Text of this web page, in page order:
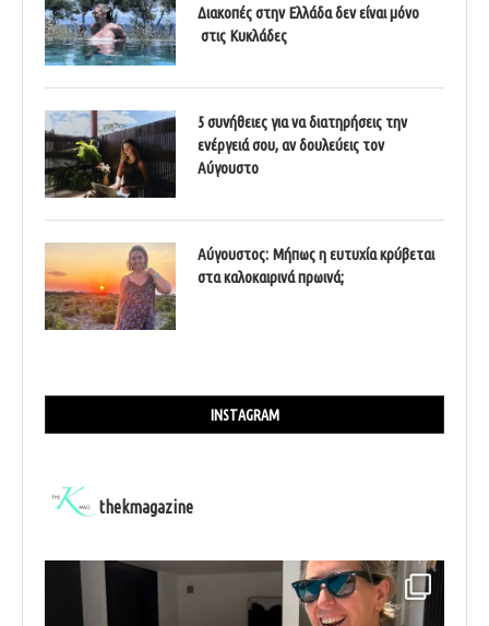
Διακοπές στην Ελλάδα δεν είναι μόνο
στις Κυκλάδες
5 συνήθειες για να διατηρήσεις την
ενέργειά σου, αν δουλεύεις τον
Αύγουστο
Αύγουστος: Μήπως η ευτυχία κρύβεται
στα καλοκαιρινά πρωινά;
INSTAGRAM
thekmagazine